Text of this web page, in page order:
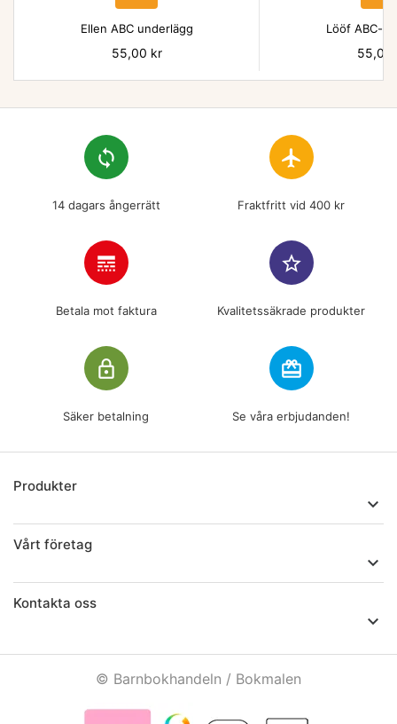
Ellen ABC underlägg
Pris
55,00 kr
Lööf ABC-
Pris
55,00
loop
14 dagars ångerrätt
flight
Fraktfritt vid 400 kr
line_style
Betala mot faktura
star_border
Kvalitetssäkrade produkter
lock_outline
Säker betalning
redeem
Se våra erbjudanden!
Produkter

Vårt företag

Kontakta oss

© Barnbokhandeln / Bokmalen